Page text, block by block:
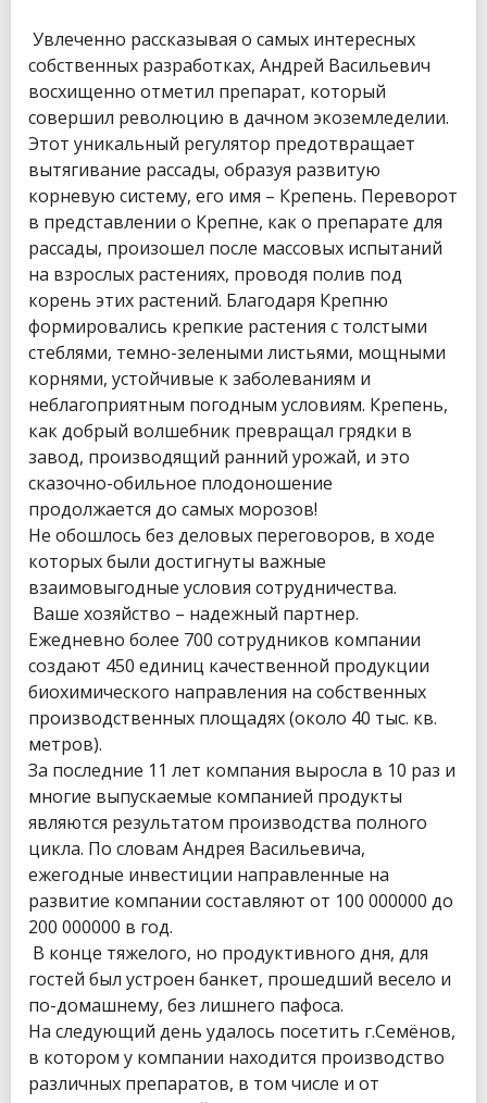
Увлеченно рассказывая о самых интересных
собственных разработках, Андрей Васильевич
восхищенно отметил препарат, который
совершил революцию в дачном экоземледелии.
Этот уникальный регулятор предотвращает
вытягивание рассады, образуя развитую
корневую систему, его имя – Крепень. Переворот
в представлении о Крепне, как о препарате для
рассады, произошел после массовых испытаний
на взрослых растениях, проводя полив под
корень этих растений. Благодаря Крепню
формировались крепкие растения с толстыми
стеблями, темно-зелеными листьями, мощными
корнями, устойчивые к заболеваниям и
неблагоприятным погодным условиям. Крепень,
как добрый волшебник превращал грядки в
завод, производящий ранний урожай, и это
сказочно-обильное плодоношение
продолжается до самых морозов!
Не обошлось без деловых переговоров, в ходе
которых были достигнуты важные
взаимовыгодные условия сотрудничества.
Ваше хозяйство – надежный партнер.
Ежедневно более 700 сотрудников компании
создают 450 единиц качественной продукции
биохимического направления на собственных
производственных площадях (около 40 тыс. кв.
метров).
За последние 11 лет компания выросла в 10 раз и
многие выпускаемые компанией продукты
являются результатом производства полного
цикла. По словам Андрея Васильевича,
ежегодные инвестиции направленные на
развитие компании составляют от 100 000000 до
200 000000 в год.
В конце тяжелого, но продуктивного дня, для
гостей был устроен банкет, прошедший весело и
по-домашнему, без лишнего пафоса.
На следующий день удалось посетить г.Семёнов,
в котором у компании находится производство
различных препаратов, в том числе и от